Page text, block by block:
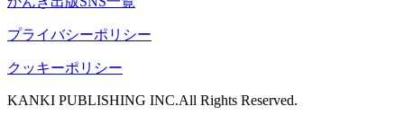
プライバシーポリシー
クッキーポリシー
KANKI PUBLISHING INC.All Rights Reserved.